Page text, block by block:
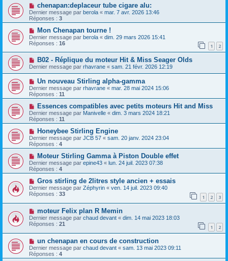
chenapan:deplaceur tube cigare alu:
Dernier message par berola « mar. 7 avr. 2026 13:46
Réponses : 3
Mon Chenapan tourne !
Dernier message par berola « dim. 29 mars 2026 15:41
Réponses : 16 1 2
B02 - Réplique du moteur Hit & Miss Seager Olds
Dernier message par rhavrane « sam. 21 févr. 2026 12:19
Un nouveau Stirling alpha-gamma
Dernier message par rhavrane « mar. 28 mai 2024 15:06
Réponses : 11
Essences compatibles avec petits moteurs Hit and Miss
Dernier message par Manivelle « dim. 3 mars 2024 18:21
Réponses : 11
Honeybee Stirling Engine
Dernier message par JCB 57 « sam. 20 janv. 2024 23:04
Réponses : 4
Moteur Stirling Gamma à Piston Double effet
Dernier message par epine43 « lun. 24 juil. 2023 07:38
Réponses : 4
Gros stirling de 2litres style ancien + essais
Dernier message par Zéphyrin « ven. 14 juil. 2023 09:40
Réponses : 33 1 2 3
moteur Felix plan R Memin
Dernier message par chaud devant « dim. 14 mai 2023 18:03
Réponses : 21 1 2
un chenapan en cours de construction
Dernier message par chaud devant « sam. 13 mai 2023 09:11
Réponses : 4